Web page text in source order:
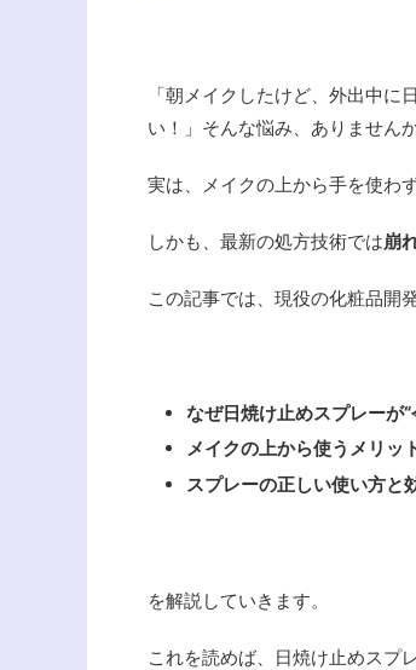
「朝メイクしたけど、外出中
い！」そんな悩み、ありません
実は、メイクの上から手を使わ
しかも、最新の処方技術では崩
この記事では、現役の化粧品開
なぜ日焼け止めスプレーが
メイクの上から使うメリッ
スプレーの正しい使い方と
を解説していきます。
これを読めば、日焼け止めスプ